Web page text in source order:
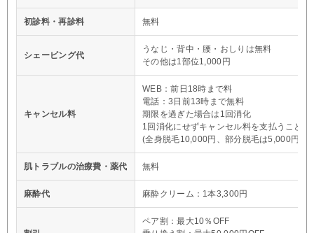
初診料・再診料 無料
シェービング代
うなじ・背中・腰・おしりは無料
その他は1部位1,000円
キャンセル料
WEB：前日18時まで料
電話：3日前13時まで無料
期限を過ぎた場合は1回消化
1回消化にせずキャンセル料を支払うことも
(全身脱毛10,000円、部分脱毛は5,000円)
肌トラブルの治療費・薬代 無料
麻酔代 麻酔クリーム：1本3,300円
ペア割：最大10％OFF